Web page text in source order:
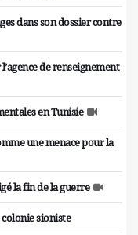
dans son dossier contre
de renseignement
en Tunisie
une menace pour la
la fin de la guerre
sioniste